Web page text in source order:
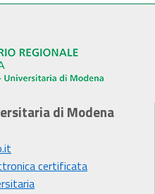
di Modena
certificata